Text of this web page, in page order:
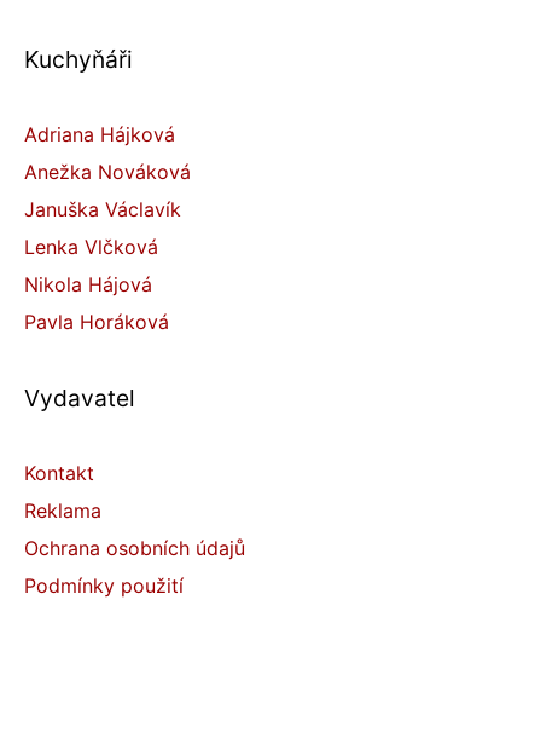
Kuchyňáři
Adriana Hájková
Anežka Nováková
Januška Václavík
Lenka Vlčková
Nikola Hájová
Pavla Horáková
Vydavatel
Kontakt
Reklama
Ochrana osobních údajů
Podmínky použití